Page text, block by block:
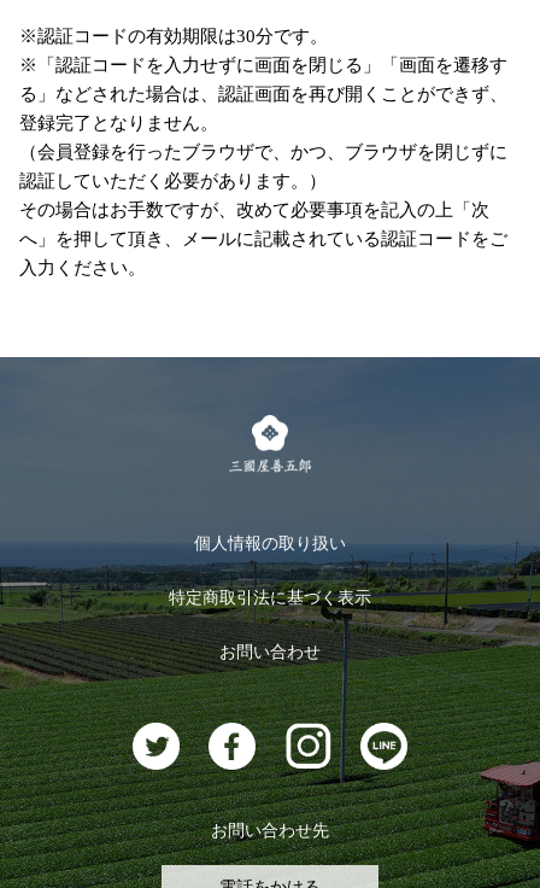
※認証コードの有効期限は30分です。
※「認証コードを入力せずに画面を閉じる」「画面を遷移す
る」などされた場合は、認証画面を再び開くことができず、
登録完了となりません。
（会員登録を行ったブラウザで、かつ、ブラウザを閉じずに
認証していただく必要があります。）
その場合はお手数ですが、改めて必要事項を記入の上「次
へ」を押して頂き、メールに記載されている認証コードをご
入力ください。
個人情報の取り扱い
特定商取引法に基づく表示
お問い合わせ
お問い合わせ先